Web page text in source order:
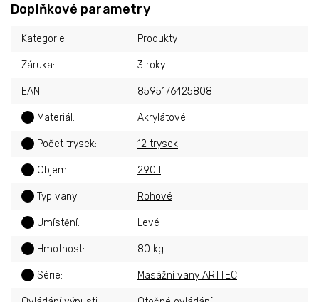
Doplňkové parametry
Kategorie: Produkty
Záruka: 3 roky
EAN: 8595176425808
Materiál : Akrylátové
Počet trysek: 12 trysek
Objem: 290 l
Typ vany: Rohové
Umístění: Levé
Hmotnost: 80 kg
Série: Masážní vany ARTTEC